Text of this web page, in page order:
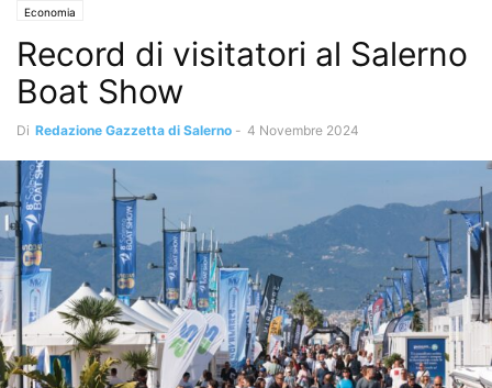
Economia
Record di visitatori al Salerno
Boat Show
Di Redazione Gazzetta di Salerno - 4 Novembre 2024